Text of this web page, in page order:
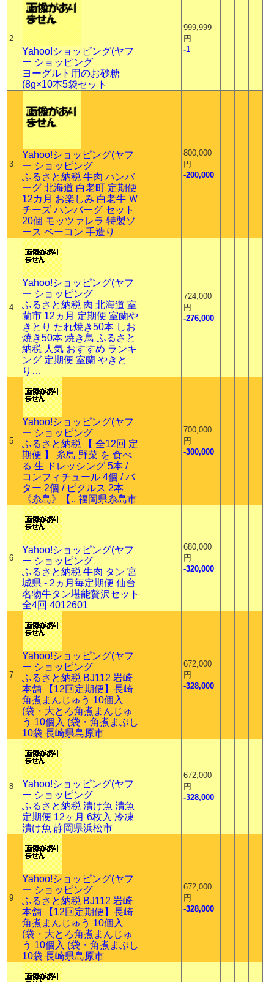
2
Yahoo!ショッピング(ヤフ
ー ショッピング
ヨーグルト用のお砂糖
(8g×10本5袋セット
999,999
円
-1
3
Yahoo!ショッピング(ヤフ
ー ショッピング
ふるさと納税 牛肉 ハンバ
ーグ 北海道 白老町 定期便
12カ月 お楽しみ 白老牛 Ｗ
チーズ ハンバーグ セット
20個 モッツァレラ 特製ソ
ース ベーコン 手造り
800,000
円
-200,000
4
Yahoo!ショッピング(ヤフ
ー ショッピング
ふるさと納税 肉 北海道 室
蘭市 12ヵ月 定期便 室蘭や
きとり たれ焼き50本 しお
焼き50本 焼き鳥 ふるさと
納税 人気 おすすめ ランキ
ング 定期便 室蘭 やきと
り…
724,000
円
-276,000
5
Yahoo!ショッピング(ヤフ
ー ショッピング
ふるさと納税 【 全12回 定
期便 】 糸島 野菜 を 食べ
る 生 ドレッシング 5本 /
コンフィチュール 4個 / バ
ター 2個 / ピクルス 2本
《糸島》【.. 福岡県糸島市
700,000
円
-300,000
6
Yahoo!ショッピング(ヤフ
ー ショッピング
ふるさと納税 牛肉 タン 宮
城県 - 2ヵ月毎定期便 仙台
名物牛タン堪能贅沢セット
全4回 4012601
680,000
円
-320,000
7
Yahoo!ショッピング(ヤフ
ー ショッピング
ふるさと納税 BJ112 岩崎
本舗 【12回定期便】長崎
角煮まんじゅう 10個入
(袋・大とろ角煮まんじゅ
う 10個入 (袋・角煮まぶし
10袋 長崎県島原市
672,000
円
-328,000
8
Yahoo!ショッピング(ヤフ
ー ショッピング
ふるさと納税 漬け魚 漬魚
定期便 12ヶ月 6枚入 冷凍
漬け魚 静岡県浜松市
672,000
円
-328,000
9
Yahoo!ショッピング(ヤフ
ー ショッピング
ふるさと納税 BJ112 岩崎
本舗 【12回定期便】長崎
角煮まんじゅう 10個入
(袋・大とろ角煮まんじゅ
う 10個入 (袋・角煮まぶし
10袋 長崎県島原市
672,000
円
-328,000